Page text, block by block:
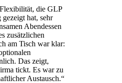
die GLP
hat, sehr
Abendessen
zusätzlichen
am Tisch war klar:
Das zeigt,
tickt. Es war zu
Austausch.“